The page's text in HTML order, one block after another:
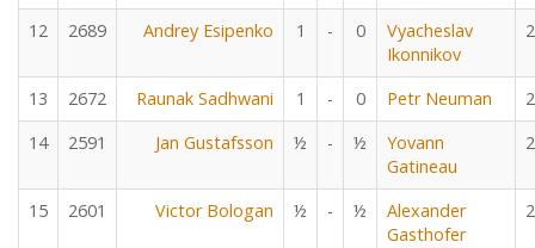
12 2689 Andrey Esipenko 1 - 0
Vyacheslav
Ikonnikov
13 2672 Raunak Sadhwani 1 - 0 Petr Neuman
14
2591 Jan Gustafsson ½ - ½
Yovann
Gatineau
15 2601 Victor Bologan ½ - ½
Alexander
Gasthofer